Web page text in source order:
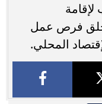
فرص عمل
المحلي.